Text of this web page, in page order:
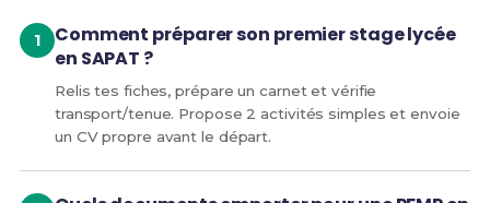
Comment préparer son premier stage lycée
en SAPAT ?
Relis tes fiches, prépare un carnet et vérifie
transport/tenue. Propose 2 activités simples et envoie
un CV propre avant le départ.